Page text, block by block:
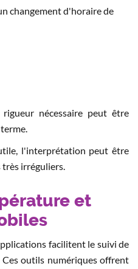
changement d'horaire de
nécessaire peut être
l'interprétation peut être
très irréguliers.
et
facilitent le suivi de
outils numériques offrent